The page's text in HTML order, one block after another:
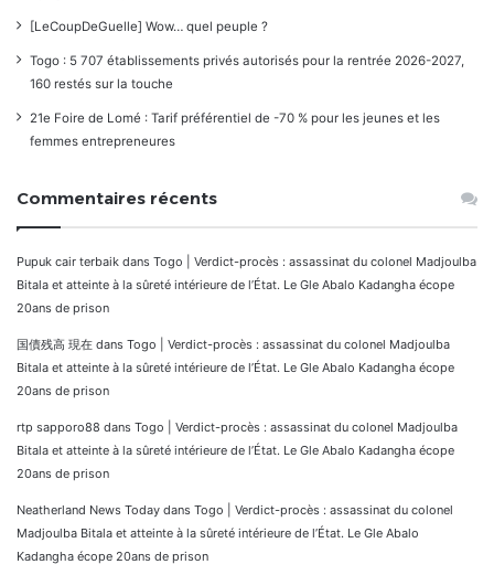
[LeCoupDeGuelle] Wow… quel peuple ?
Togo : 5 707 établissements privés autorisés pour la rentrée 2026-2027,
160 restés sur la touche
21e Foire de Lomé : Tarif préférentiel de -70 % pour les jeunes et les
femmes entrepreneures
Commentaires récents
Pupuk cair terbaik dans Togo | Verdict-procès : assassinat du colonel Madjoulba
Bitala et atteinte à la sûreté intérieure de l’État. Le Gle Abalo Kadangha écope
20ans de prison
国債残高 現在 dans Togo | Verdict-procès : assassinat du colonel Madjoulba
Bitala et atteinte à la sûreté intérieure de l’État. Le Gle Abalo Kadangha écope
20ans de prison
rtp sapporo88 dans Togo | Verdict-procès : assassinat du colonel Madjoulba
Bitala et atteinte à la sûreté intérieure de l’État. Le Gle Abalo Kadangha écope
20ans de prison
Neatherland News Today dans Togo | Verdict-procès : assassinat du colonel
Madjoulba Bitala et atteinte à la sûreté intérieure de l’État. Le Gle Abalo
Kadangha écope 20ans de prison